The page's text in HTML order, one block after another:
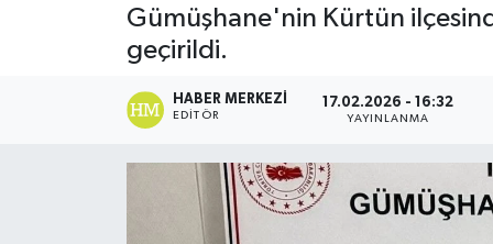
Gümüşhane'nin Kürtün
geçirildi.
HABER MERKEZI
EDITÖR
17.02.2026 - 16:32
YAYINLANMA
Politika
Süper Lig Puan Durumu ve Fikstür
Tüm Manşetler
Son Dakika Haberleri